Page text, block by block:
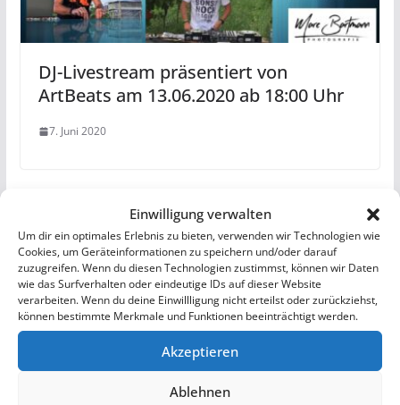
Einwilligung verwalten
Um dir ein optimales Erlebnis zu bieten, verwenden wir Technologien wie
Cookies, um Geräteinformationen zu speichern und/oder darauf
zuzugreifen. Wenn du diesen Technologien zustimmst, können wir Daten
wie das Surfverhalten oder eindeutige IDs auf dieser Website
verarbeiten. Wenn du deine Einwillligung nicht erteilst oder zurückziehst,
können bestimmte Merkmale und Funktionen beeinträchtigt werden.
Akzeptieren
Ablehnen
DJ-Livestream präsentiert von
ArtBeats am 13.06.2020 ab 18:00 Uhr
7. Juni 2020